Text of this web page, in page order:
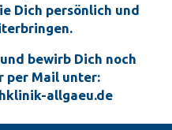
Dich persönlich und
bewirb Dich noch
per Mail unter:
allgaeu.de